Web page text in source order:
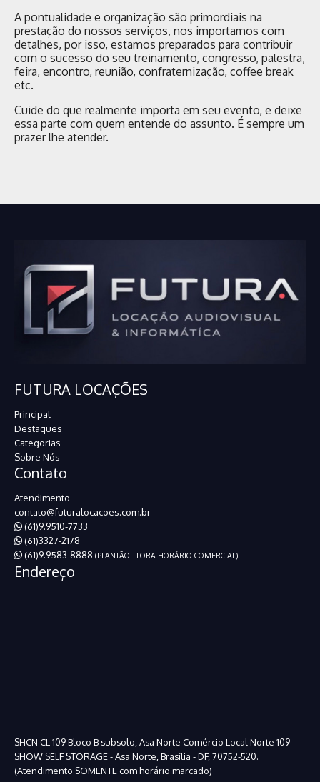
A pontualidade e organização são primordiais na
prestação do nossos serviços, nos importamos com
detalhes, por isso, estamos preparados para contribuir
com o sucesso do seu treinamento, congresso, palestra,
feira, encontro, reunião, confraternização, coffee break
etc.
Cuide do que realmente importa em seu evento, e deixe
essa parte com quem entende do assunto. É sempre um
prazer lhe atender.
FUTURA LOCAÇÕES
Principal
Destaques
Categorias
Sobre Nós
Contato
Atendimento
contato@futuralocacoes.com.br
(61)9.9510-7733
(61)3327-2178
(61)9.9583-8888 (PLANTÃO - FORA HORÁRIO COMERCIAL)
Endereço
SHCN CL 109 Bloco B subsolo, Asa Norte Comércio Local Norte 109
SHOW SELF STORAGE - Asa Norte, Brasília - DF, 70752-520.
(Atendimento SOMENTE com horário marcado)